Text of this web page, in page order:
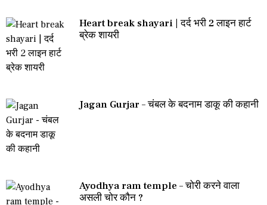
Heart break shayari | दर्द भरी 2 लाइन हार्ट
ब्रेक शायरी
Jagan Gurjar – चंबल के बदनाम डाकू की कहानी
Ayodhya ram temple – चोरी करने वाला
असली चोर कौन ?